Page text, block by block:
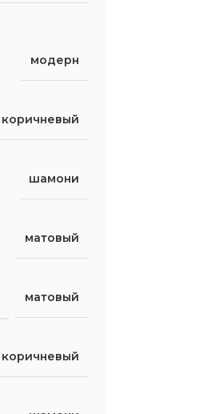
модерн
коричневый
шамони
матовый
матовый
коричневый